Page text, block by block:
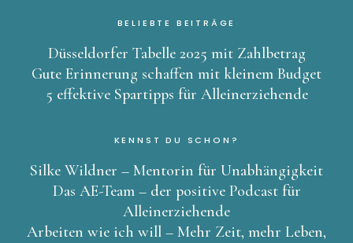
BELIEBTE BEITRÄGE
Düsseldorfer Tabelle 2025 mit Zahlbetrag
Gute Erinnerung schaffen mit kleinem Budget
5 effektive Spartipps für Alleinerziehende
KENNST DU SCHON?
Silke Wildner – Mentorin für Unabhängigkeit
Das AE-Team – der positive Podcast für
Alleinerziehende
Arbeiten wie ich will – Mehr Zeit, mehr Leben,